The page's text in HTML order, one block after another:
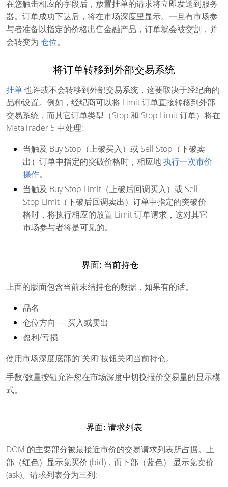
在您触击相应的字段后，放置挂单的请求将立即发送到服务
器。订单成功下达后，将在市场深度里显示。 一旦有市场参
与者准备以指定的价格出售金融产品，订单就会被交割，并
会转变为 仓位。
将订单转移到外部交易系统
挂单也许或不会转移到外部交易系统，这要取决于经纪商的
品种设置。例如，经纪商可以将 Limit 订单直接转移到外部
交易系统，而其它订单类型（Stop 和 Stop Limit 订单）将在
MetaTrader 5 中处理:
当触及 Buy Stop（上破买入）或 Sell Stop（下破卖
出）订单中指定的突破价格时，相应地执行一次市价
操作。
当触及 Buy Stop Limit（上破后回调买入）或 Sell
Stop Limit（下破后回调卖出）订单中指定的突破价
格时，将执行相应的放置 Limit 订单请求，这对其它
市场参与者将是可见的。
界面: 当前持仓
上面的版面包含当前未结持仓的数据，如果有的话。
品名
仓位方向 ― 买入或卖出
盈利/亏损
使用市场深度底部的“关闭”按钮关闭当前持仓。
手数/数量按钮允许您在市场深度中切换报价交易量的显示模
式。
界面: 请求列表
DOM 的主要部分被最接近市价的交易请求列表所占据。上
部（红色）显示竞买价 (bid)，而下部（蓝色）
显示竞卖价
(ask)。请求列表分为三列: